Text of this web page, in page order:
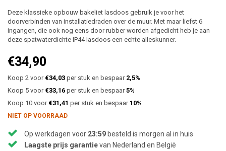
Deze klassieke opbouw bakeliet lasdoos gebruik je voor het
doorverbinden van installatiedraden over de muur. Met maar liefst 6
ingangen, die ook nog eens door rubber worden afgedicht heb je aan
deze spatwaterdichte IP44 lasdoos een echte alleskunner.
€34,90
Koop 2 voor €34,03 per stuk en bespaar 2,5%
Koop 5 voor €33,16 per stuk en bespaar5%
Koop 10 voor €31,41 per stuk en bespaar 10%
NIET OP VOORRAAD
Op werkdagen voor 23:59 besteld is morgen al in huis
Laagste prijs garantievan Nederland en België